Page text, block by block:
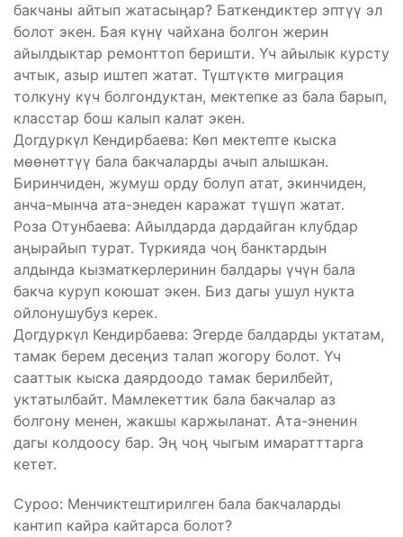
бакчаны айтып жатасыңар? Баткендиктер эптүү эл
болот экен. Бая күнү чайхана болгон жерин
айылдыктар ремонттоп беришти. Үч айылык курсту
ачтык, азыр иштеп жатат. Түштүктө миграция
толкуну күч болгондуктан, мектепке аз бала барып,
класстар бош калып калат экен.
Догдуркүл Кендирбаева: Көп мектепте кыска
мөөнөттүү бала бакчаларды ачып алышкан.
Биринчиден, жумуш орду болуп атат, экинчиден,
анча-мынча ата-энеден каражат түшүп жатат.
Роза Отунбаева: Айылдарда дардайган клубдар
аңырайып турат. Түркияда чоң банктардын
алдында кызматкерлеринин балдары үчүн бала
бакча куруп коюшат экен. Биз дагы ушул нукта
ойлонушубуз керек.
Догдуркүл Кендирбаева: Эгерде балдарды уктатам,
тамак берем десеңиз талап жогору болот. Үч
сааттык кыска даярдоодо тамак берилбейт,
уктатылбайт. Мамлекеттик бала бакчалар аз
болгону менен, жакшы каржыланат. Ата-эненин
дагы колдоосу бар. Эң чоң чыгым имаратттарга
кетет.
Суроо: Менчиктештирилген бала бакчаларды
кантип кайра кайтарса болот?